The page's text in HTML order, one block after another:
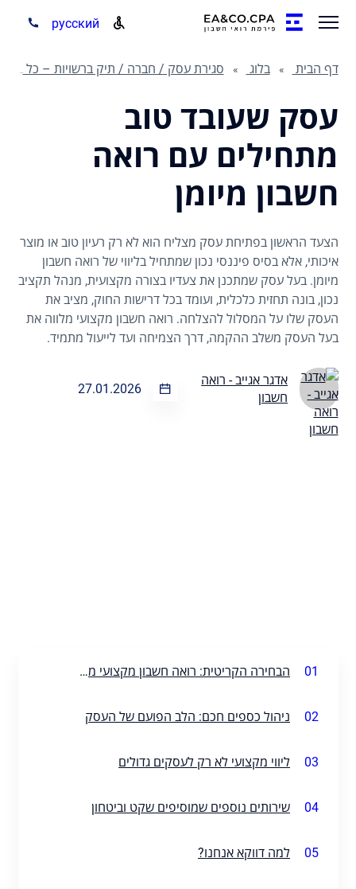
русский
דף הבית בלוג סגירת עסק / חברה / תיק ברשויות – כל מה שצריך לדעת
עסק שעובד טוב
מתחילים עם רואה
חשבון מיומן
הצעד הראשון בפתיחת עסק מצליח הוא לא רק רעיון טוב או מוצר
איכותי, אלא בסיס פיננסי נכון שמתחיל בליווי של רואה חשבון
מיומן. בעל עסק שמתכנן את צעדיו בצורה מקצועית, מנהל תקציב
נכון, בונה תחזית כלכלית, ועומד בכל דרישות החוק, מציב את
העסק שלו על המסלול להצלחה. רואה חשבון מקצועי מלווה את
בעל העסק משלב ההקמה, דרך הצמיחה ועד לייעול מתמיד.
אדגר אגייב - רואה
חשבון
27.01.2026
01 הבחירה הקריטית: רואה חשבון מקצועי מהיום הראשון
02 ניהול כספים חכם: הלב הפועם של העסק
03 ליווי מקצועי לא רק לעסקים גדולים
04 שירותים נוספים שמוסיפים שקט וביטחון
05 למה דווקא אנחנו?